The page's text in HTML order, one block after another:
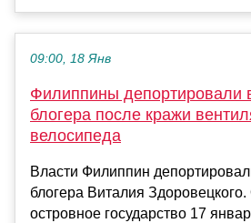
09:00, 18 Янв
Филиппины депортировали
блогера после кражи
велосипеда
Власти Филиппин
блогера Виталия
островное государство 17